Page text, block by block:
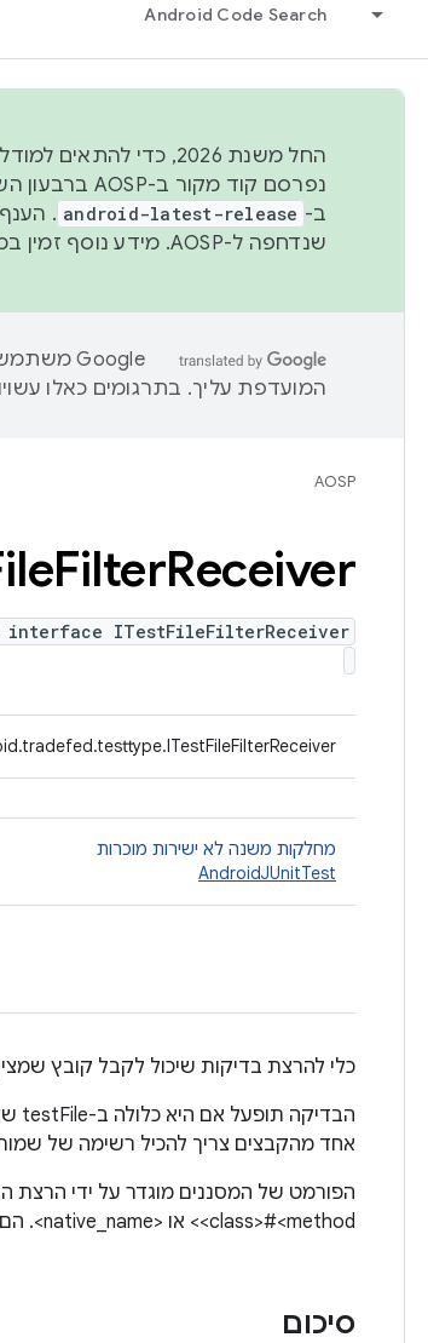
Android Code Search
החל משנת 2026, כדי
ב- android-latest-release . הענף
שנדחפה ל-AOSP. מידע נוסף זמין במאמר
המועדפת עליך. בתרגומים כאלו
AOSP
FilterReceiver
interface ITestFileFilterReceiver
מחלקות משנה לא ישירות מוכרות
AndroidJUnitTest
כלי להרצת בדיקות שיכול לקבל קובץ
אחד מהקבצים צריך להכיל רשימה של
<class>#<method> או <native_name>. הם יכולים להיות גם ביטויי regex.
סיכום